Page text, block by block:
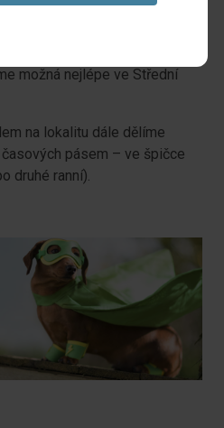
komplexy, nebo nákupní
možná nejlépe ve Střední
na lokalitu dále dělíme
pásem – ve špičce
druhé ranní).